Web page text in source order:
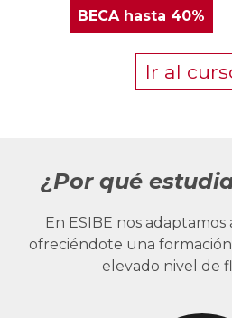
BECA hasta 40%
Ir al
¿Por qué
En ESIBE nos adaptamos
ofreciéndote una
elevado nivel de